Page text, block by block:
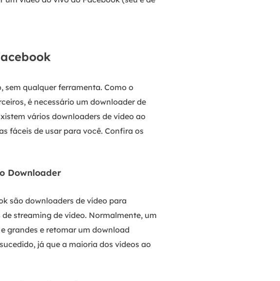
sem qualquer ferramenta. Como o
é necessário um downloader de
vários downloaders de vídeo ao
fáceis de usar para você. Confira os
Downloader
são downloaders de vídeo para
streaming de vídeo. Normalmente, um
grandes e retomar um download
já que a maioria dos vídeos ao